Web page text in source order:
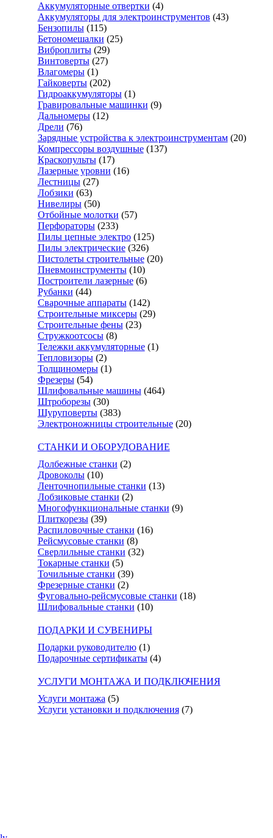
Аккумуляторные отвертки (4)
Аккумуляторы для электроинструментов (43)
Бензопилы (115)
Бетономешалки (25)
Виброплиты (29)
Винтоверты (27)
Влагомеры (1)
Гайковерты (202)
Гидроаккумуляторы (1)
Гравировальные машинки (9)
Дальномеры (12)
Дрели (76)
Зарядные устройства к электроинструментам (20)
Компрессоры воздушные (137)
Краскопульты (17)
Лазерные уровни (16)
Лестницы (27)
Лобзики (63)
Нивелиры (50)
Отбойные молотки (57)
Перфораторы (233)
Пилы цепные электро (125)
Пилы электрические (326)
Пистолеты строительные (20)
Пневмоинструменты (10)
Построители лазерные (6)
Рубанки (44)
Сварочные аппараты (142)
Строительные миксеры (29)
Строительные фены (23)
Стружкоотсосы (8)
Тележки аккумуляторные (1)
Тепловизоры (2)
Толщиномеры (1)
Фрезеры (54)
Шлифовальные машины (464)
Штроборезы (30)
Шуруповерты (383)
Электроножницы строительные (20)
СТАНКИ И ОБОРУДОВАНИЕ
Долбежные станки (2)
Дровоколы (10)
Ленточнопильные станки (13)
Лобзиковые станки (2)
Многофункциональные станки (9)
Плиткорезы (39)
Распиловочные станки (16)
Рейсмусовые станки (8)
Сверлильные станки (32)
Токарные станки (5)
Точильные станки (39)
Фрезерные станки (2)
Фуговально-рейсмусовые станки (18)
Шлифовальные станки (10)
ПОДАРКИ И СУВЕНИРЫ
Подарки руководителю (1)
Подарочные сертификаты (4)
УСЛУГИ МОНТАЖА И ПОДКЛЮЧЕНИЯ
Услуги монтажа (5)
Услуги установки и подключения (7)